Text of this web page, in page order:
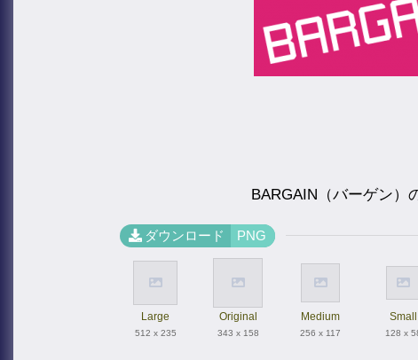
BARGAIN（バーゲン）
ダウンロード PNG
Large
512 x 235
Original
343 x 158
Medium
256 x 117
Small
128 x